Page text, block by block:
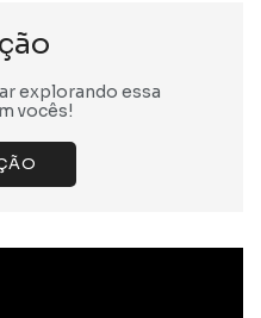
explorando essa
vocês!